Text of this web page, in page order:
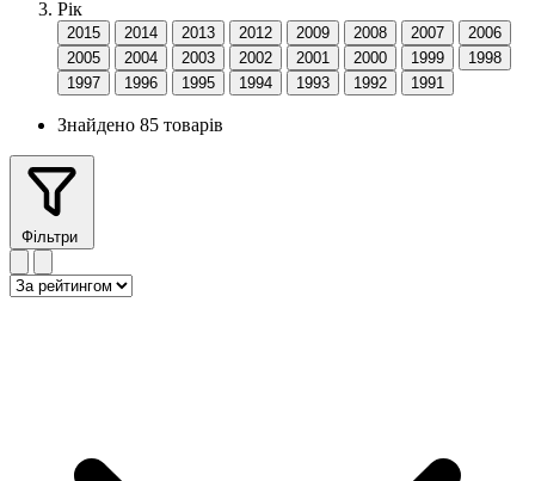
Рік
2015 2014 2013 2012 2009 2008 2007
2006
2005
2004 2003 2002 2001 2000 1999
1998
1997
1996 1995 1994 1993 1992 1991
Знайдено 85 товарів
Фільтри